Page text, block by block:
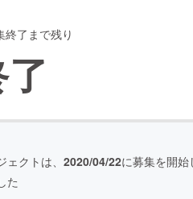
終了まで残り
クトは、 2020/04/22に募集を開始
た